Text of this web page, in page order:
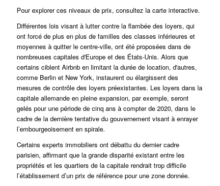
Pour explorer ces niveaux de prix, consultez la carte interactive.
Différentes lois visant à lutter contre la flambée des loyers, qui
ont forcé de plus en plus de familles des classes inférieures et
moyennes à quitter le centre-ville, ont été proposées dans de
nombreuses capitales d'Europe et des États-Unis. Alors que
certains ciblent Airbnb en limitant la durée de location, d'autres,
comme Berlin et New York, instaurent ou élargissent des
mesures de contrôle des loyers préexistantes. Les loyers dans la
capitale allemande en pleine expansion, par exemple, seront
gelés pour une période de cinq ans à compter de 2020, dans le
cadre de la dernière tentative du gouvernement visant à enrayer
l’embourgeoisement en spirale.
Certains experts immobiliers ont débattu du dernier cadre
parisien, affirmant que la grande disparité existant entre les
propriétés et les quartiers de la capitale rendrait trop difficile
l’établissement d’un prix de référence pour une zone donnée.